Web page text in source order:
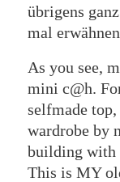
übrigens
mal
As you see,
mini c@h.
selfmade
wardrobe by
building with
This is MY